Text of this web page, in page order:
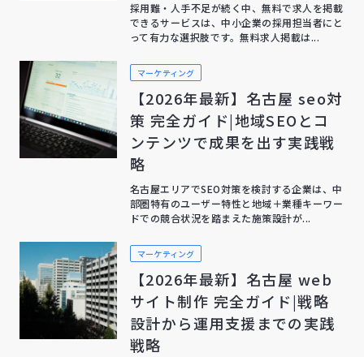
採用難・人手不足が続く中、無料で求人を掲載
できるサービスは、中小企業の採用担当者にと
って有力な選択肢です。無料求人掲載は...
マーケティング
【2026年最新】名古屋 seo対
策 完全ガイド|地域SEOとコ
ンテンツで成果を出す実践戦
略
名古屋エリアでSEO対策を検討する企業は、中
部圏特有のユーザー特性と地域＋業種キーワー
ドでの競合状況を踏まえた施策設計が...
マーケティング
【2026年最新】名古屋 web
サイト制作 完全ガイド|戦略
設計から運用支援までの実践
戦略